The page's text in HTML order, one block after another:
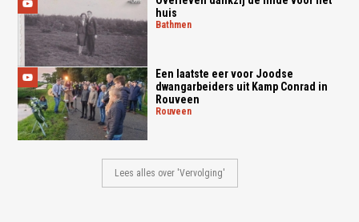
huis
bathmen
Een laatste eer voor Joodse
dwangarbeiders uit Kamp Conrad in
Rouveen
rouveen
Lees alles over 'Vervolging'